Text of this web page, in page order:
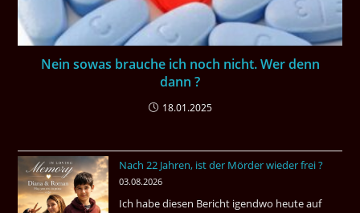
Nein sowas brauche ich noch nicht. Wer denn
dann ?
18.01.2025
Nach 22 Jahren, ist der Mörder wieder frei ?
03.08.2026
Ich habe diesen Bericht igendwo heute auf